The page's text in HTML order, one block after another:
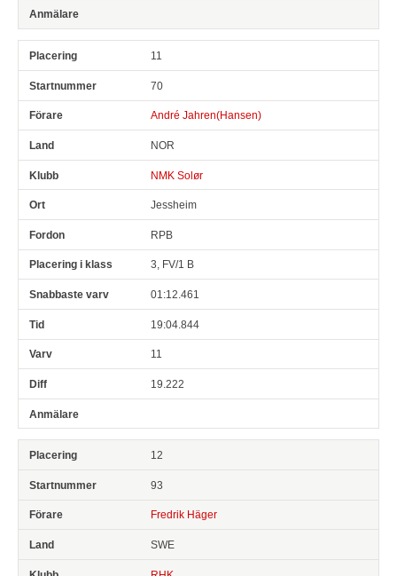
11
70
André Jahren(Hansen)
NOR
NMK Solør
Jessheim
RPB
3, FV/1 B
01:12.461
19:04.844
11
19.222
12
93
Fredrik Häger
SWE